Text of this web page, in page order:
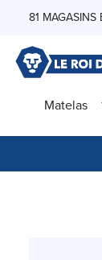
Skip to Content
81
Matelas